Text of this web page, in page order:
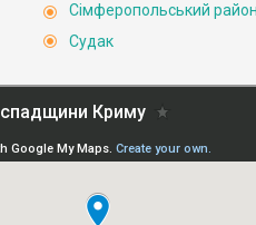
Сімферопольський район
Судак